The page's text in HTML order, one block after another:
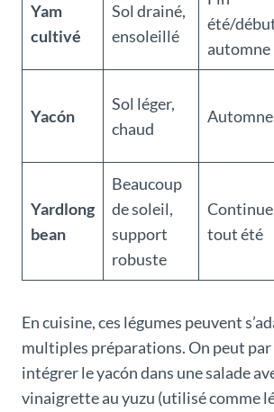
Yam
cultivé
Sol drainé,
ensoleillé
été/
automne
Yacón
Sol léger,
chaud
Automne
Yardlong
bean
Beaucoup
de soleil,
support
robuste
tout été
En cuisine, ces légumes peuvent
multiples préparations. On peut par
intégrer le yacón dans une salade
vinaigrette au yuzu (utilisé comme